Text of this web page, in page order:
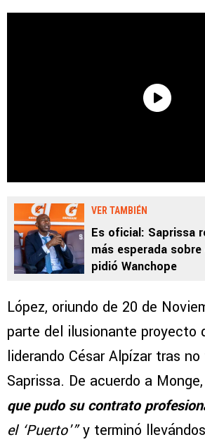
VER TAMBIÉN
Es oficial: Saprissa
más esperada
pidió Wanchope
López, oriundo de 20 de
parte del ilusionante proyecto
liderando César Alpízar tras
Saprissa. De acuerdo a Monge,
que pudo su contrato
el ‘Puerto'”y terminó